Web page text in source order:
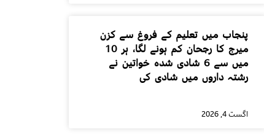
پنجاب میں تعلیم کے فروغ سے کزن
میرج کا رجحان کم ہونے لگا، ہر 10
میں سے 6 شادی شدہ خواتین نے
رشتہ داروں میں شادی کی
اگست 4, 2026